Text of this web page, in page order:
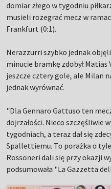
domiar złego w tygodniu
musieli rozegrać mecz w
Frankfurt (0:1).
Nerazzurri szybko jednak
minucie bramkę zdobył Matias
jeszcze cztery gole, ale Milan
jednak wyrównać.
"Dla Gennaro Gattuso ten
dojrzałości. Nieco szczęśliwie
tygodniach, a teraz dał się
Spallettiemu. To porażka o
Rossoneri dali się przy okazji
podsumowała "La Gazzetta